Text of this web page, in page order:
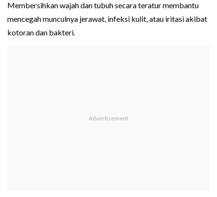
Membersihkan wajah dan tubuh secara teratur membantu
mencegah munculnya jerawat, infeksi kulit, atau iritasi akibat
kotoran dan bakteri.